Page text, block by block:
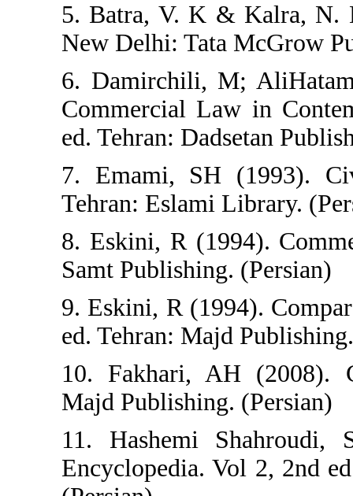
5. Batra, V. K &
New Delhi: Tata
6. Damirchili,
Commercial
ed. Tehran:
7. Emami, SH
Tehran: Eslami
8. Eskini, R
Samt Publishing.
9. Eskini, R
ed. Tehran: Majd
10. Fakhari, AH
Majd Publishing.
11. Hashemi
Encyclopedia.